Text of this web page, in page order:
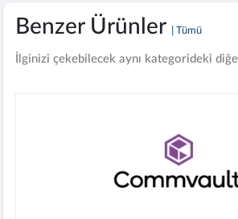
Benzer Ürünler | Tümü
İlginizi çekebilecek aynı kategorideki